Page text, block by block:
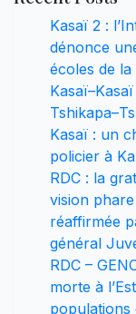
Kasaï 2 :
dénonce
écoles de la
Kasaï : un
policier à
RDC : la
vision
réaffirmée
général
RDC –
morte à
populations